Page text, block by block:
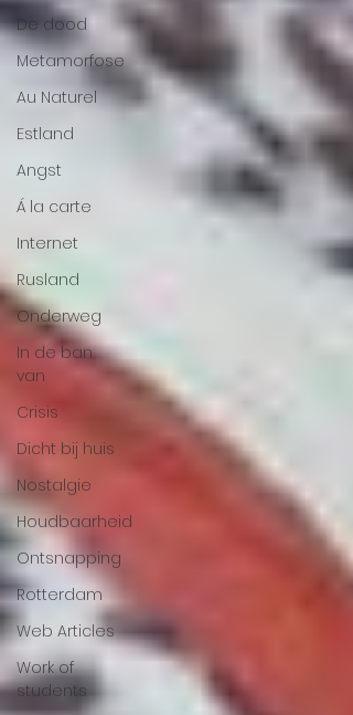
De dood
Metamorfose
Au Naturel
Estland
Angst
Á la carte
Internet
Rusland
Onderweg
In de ban
van
Crisis
Dicht bij huis
Nostalgie
Houdbaarheid
Ontsnapping
Rotterdam
Web Articles
Work of
students